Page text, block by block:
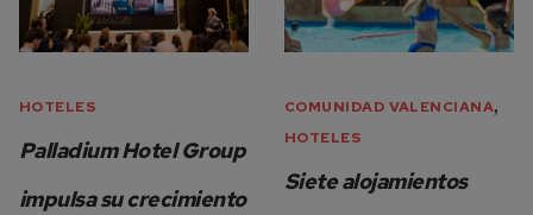
HOTELES
Palladium Hotel Group
impulsa su crecimiento
COMUNIDAD VALENCIANA,
HOTELES
Siete alojamientos